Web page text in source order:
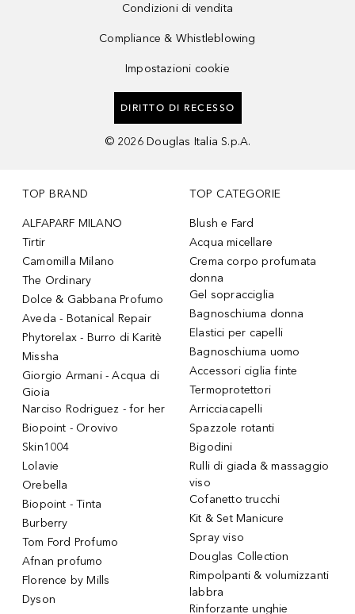
Condizioni di vendita
Compliance & Whistleblowing
Impostazioni cookie
DIRITTO DI RECESSO
© 2026 Douglas Italia S.p.A.
TOP BRAND
ALFAPARF MILANO
Tirtir
Camomilla Milano
The Ordinary
Dolce & Gabbana Profumo
Aveda - Botanical Repair
Phytorelax - Burro di Karitè
Missha
Giorgio Armani - Acqua di
Gioia
Narciso Rodriguez - for her
Biopoint - Orovivo
Skin1004
Lolavie
Orebella
Biopoint - Tinta
Burberry
Tom Ford Profumo
Afnan profumo
Florence by Mills
Dyson
TOP CATEGORIE
Blush e Fard
Acqua micellare
Crema corpo profumata
donna
Gel sopracciglia
Bagnoschiuma donna
Elastici per capelli
Bagnoschiuma uomo
Accessori ciglia finte
Termoprotettori
Arricciacapelli
Spazzole rotanti
Bigodini
Rulli di giada & massaggio
viso
Cofanetto trucchi
Kit & Set Manicure
Spray viso
Douglas Collection
Rimpolpanti & volumizzanti
labbra
Rinforzante unghie